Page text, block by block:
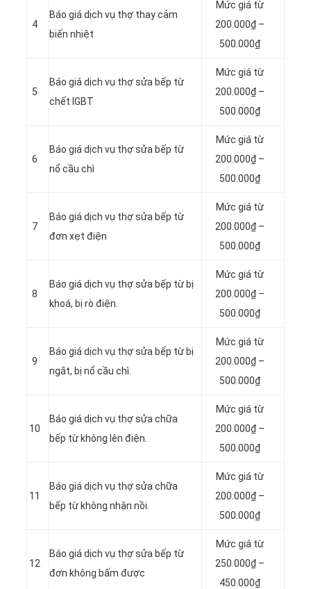
4
Báo giá dịch vụ thợ thay cảm
biến nhiệt
Mức giá từ
200.000₫ –
500.000₫
5
Báo giá dịch vụ thợ sửa bếp từ
chết IGBT
Mức giá từ
200.000₫ –
500.000₫
6
Báo giá dịch vụ thợ sửa bếp từ
nổ cầu chì
Mức giá từ
200.000₫ –
500.000₫
7
Báo giá dịch vụ thợ sửa bếp từ
đơn xẹt điện
Mức giá từ
200.000₫ –
500.000₫
8
Báo giá dịch vụ thợ sửa bếp từ bị
khoá, bị rò điện.
Mức giá từ
200.000₫ –
500.000₫
9
Báo giá dịch vụ thợ sửa bếp từ bị
ngắt, bị nổ cầu chì.
Mức giá từ
200.000₫ –
500.000₫
10
Báo giá dịch vụ thợ sửa chữa
bếp từ không lên điện.
Mức giá từ
200.000₫ –
500.000₫
11
Báo giá dịch vụ thợ sửa chữa
bếp từ không nhận nồi.
Mức giá từ
200.000₫ –
500.000₫
12
Báo giá dịch vụ thợ sửa bếp từ
đơn không bấm được
Mức giá từ
250.000₫ –
450.000₫